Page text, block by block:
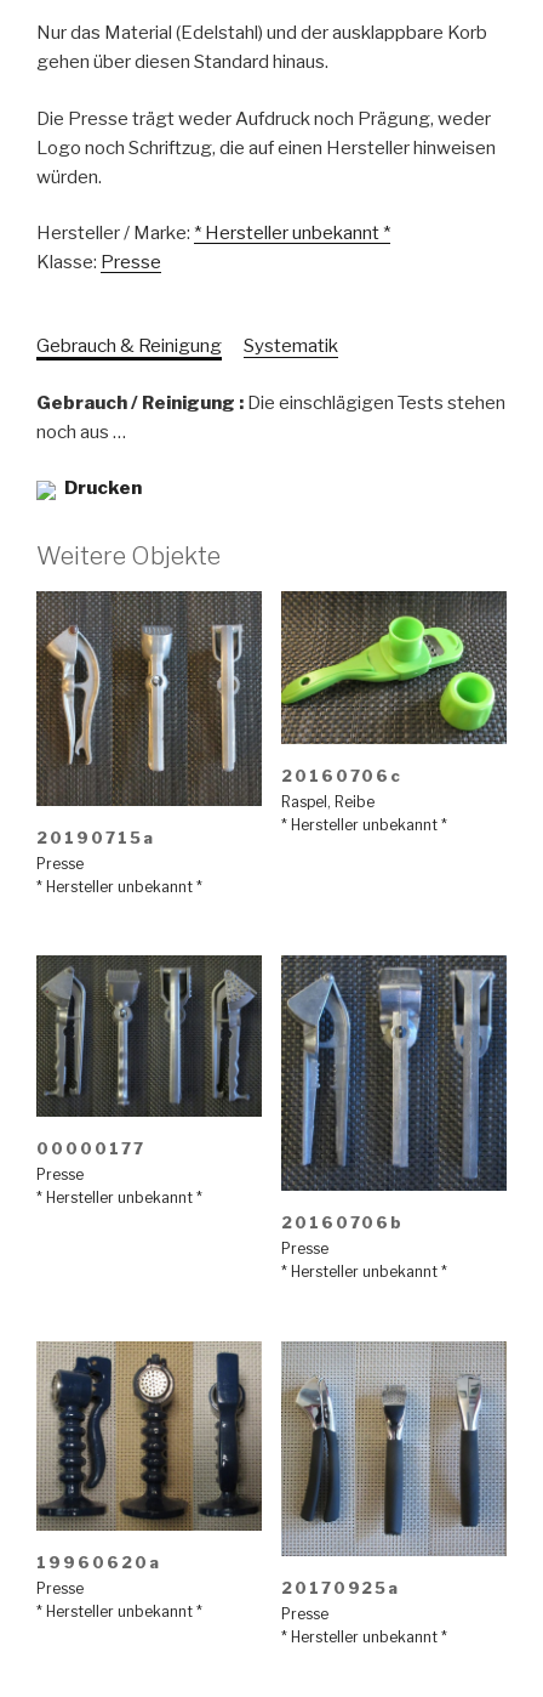
Nur das Material (Edelstahl) und der ausklappbare Korb
gehen über diesen Standard hinaus.
Die Presse trägt weder Aufdruck noch Prägung, weder
Logo noch Schriftzug, die auf einen Hersteller hinweisen
würden.
Hersteller / Marke: * Hersteller unbekannt *
Klasse: Presse
Gebrauch & Reinigung Systematik
Gebrauch / Reinigung : Die einschlägigen Tests stehen
noch aus …
Drucken
Weitere Objekte
20190715a
Presse
* Hersteller unbekannt *
20160706c
Raspel , Reibe
* Hersteller unbekannt *
00000177
Presse
* Hersteller unbekannt *
20160706b
Presse
* Hersteller unbekannt *
19960620a
Presse
* Hersteller unbekannt *
20170925a
Presse
* Hersteller unbekannt *